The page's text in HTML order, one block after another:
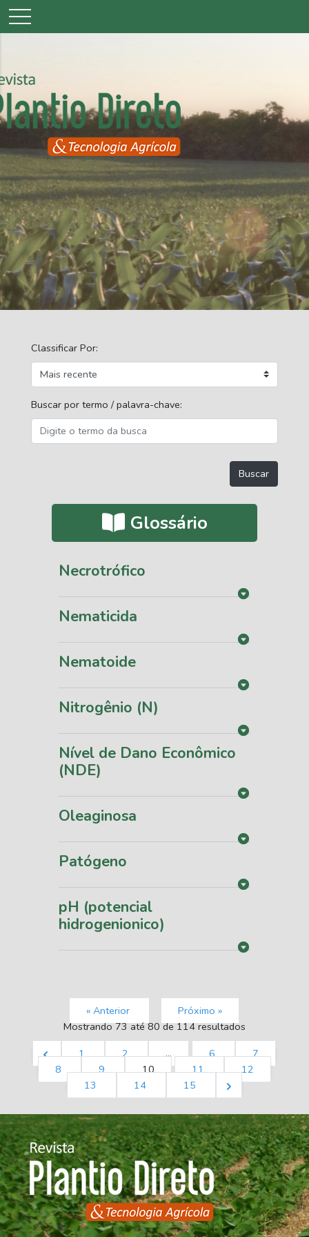
Classificar Por:
Buscar por termo / palavra-chave:
Glossário
Necrotrófico
Nematicida
Nematoide
Nitrogênio (N)
Nível de Dano Econômico
(NDE)
Oleaginosa
Patógeno
pH (potencial
hidrogenionico)
« Anterior
Próximo »
Mostrando73até80de114resultados
1
2 ... 6
7
8
9 10 11
12
13
14 15